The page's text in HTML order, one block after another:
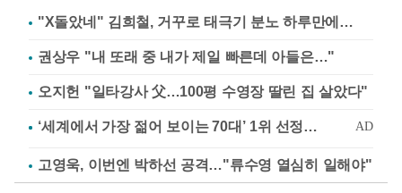
"X돌았네" 김희철, 거꾸로 태극기 분노 하루만에…
권상우 "내 또래 중 내가 제일 빠른데 아들은…"
오지헌 "일타강사 父…100평 수영장 딸린 집 살았다"
고영욱, 이번엔 박하선 공격…"류수영 열심히 일해야"